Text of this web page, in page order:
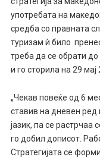
употребата на
средба со правната
туризам ѝ било
треба да се обрати
и го сторила на 29 мај
„Чекав повеќе од 6
ставив на дневен ред
јазик, па се
го добил дописот.
Стратегијата се